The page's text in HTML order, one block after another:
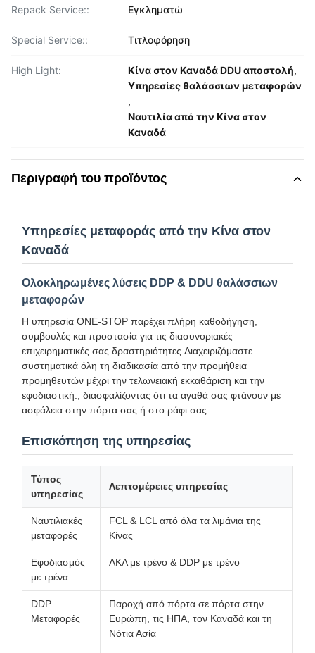
Repack Service:: Εγκληματώ
Special Service:: Τιτλοφόρηση
High Light: Κίνα στον Καναδά DDU αποστολή,
Υπηρεσίες θαλάσσιων μεταφορών
,
Ναυτιλία από την Κίνα στον
Καναδά
Περιγραφή του προϊόντος
Υπηρεσίες μεταφοράς από την Κίνα στον
Καναδά
Ολοκληρωμένες λύσεις DDP & DDU θαλάσσιων
μεταφορών
Η υπηρεσία ONE-STOP παρέχει πλήρη καθοδήγηση,
συμβουλές και προστασία για τις διασυνοριακές
επιχειρηματικές σας δραστηριότητες.Διαχειριζόμαστε
συστηματικά όλη τη διαδικασία από την προμήθεια
προμηθευτών μέχρι την τελωνειακή εκκαθάριση και την
εφοδιαστική., διασφαλίζοντας ότι τα αγαθά σας φτάνουν με
ασφάλεια στην πόρτα σας ή στο ράφι σας.
Επισκόπηση της υπηρεσίας
Τύπος
υπηρεσίας
Λεπτομέρειες υπηρεσίας
Ναυτιλιακές
μεταφορές
FCL & LCL από όλα τα λιμάνια της
Κίνας
Εφοδιασμός
με τρένα
ΛΚΛ με τρένο & DDP με τρένο
DDP
Μεταφορές
Παροχή από πόρτα σε πόρτα στην
Ευρώπη, τις ΗΠΑ, τον Καναδά και τη
Νότια Ασία